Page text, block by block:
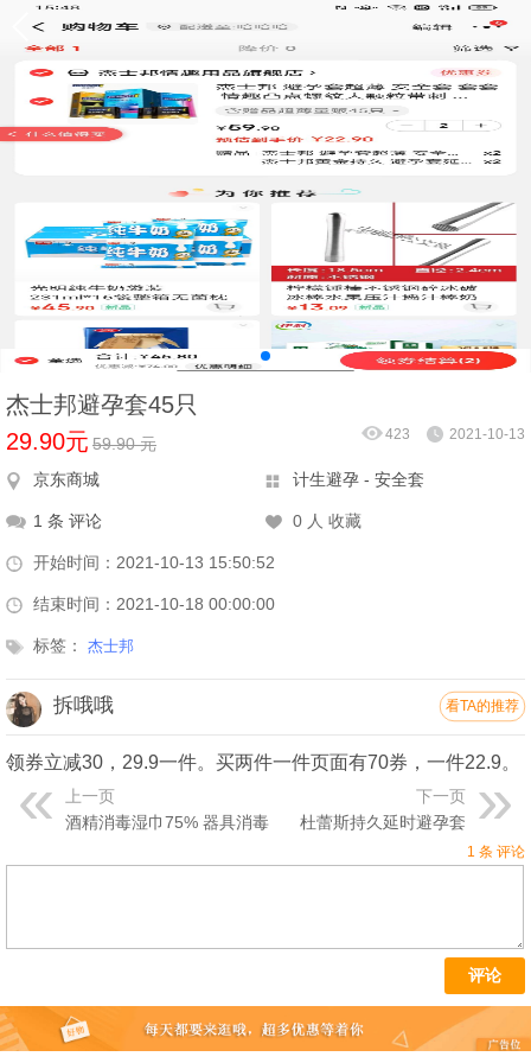
杰士邦避孕套45只
29.90元 59.90 元 2021-10-13
423
京东商城 计生避孕 - 安全套
1 条 评论 0 人 收藏
开始时间：2021-10-13 15:50:52
结束时间：2021-10-18 00:00:00
标签： 杰士邦
拆哦哦 看TA的推荐
领券立减30，29.9一件。买两件一件页面有70券，一件22.9。
上一页
酒精消毒湿巾75% 器具消毒
下一页
杜蕾斯持久延时避孕套
1 条 评论
评论